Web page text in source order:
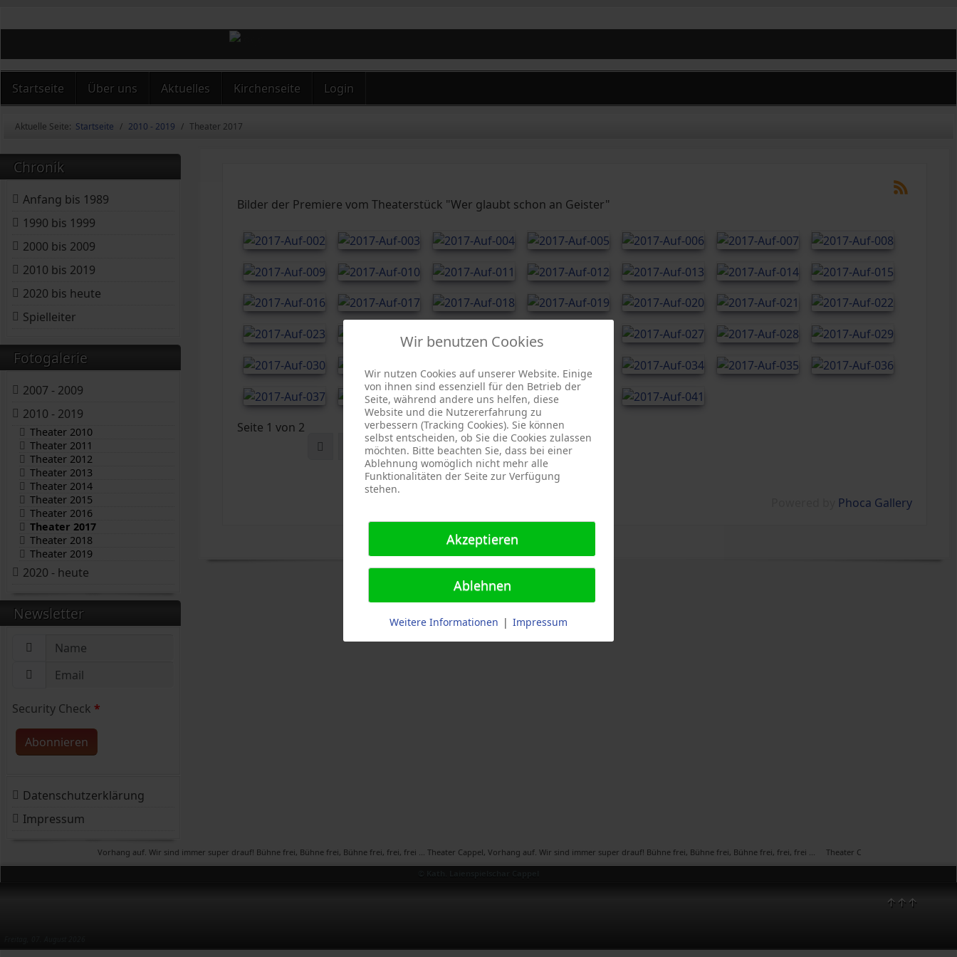
Startseite Über uns Aktuelles Kirchenseite Login
Aktuelle Seite: Startseite 2010 - 2019 Theater 2017
Theater Cappel, Vorhang auf. Wir sind immer super drauf! Bühne frei, Bühne frei, Bühne frei, frei, frei ... Theater Cappel, Vorhang auf. Wir sind immer super drauf! Bühne frei, Bühne frei, Bühne frei, frei, frei ... Theater Cappel, Vorhang auf.
© Kath. Laienspielschar Cappel
↑↑↑
Chronik
Anfang bis 1989
1990 bis 1999
2000 bis 2009
2010 bis 2019
2020 bis heute
Spielleiter
Fotogalerie
2007 - 2009
2010 - 2019
Theater 2010
Theater 2011
Theater 2012
Theater 2013
Theater 2014
Theater 2015
Theater 2016
Theater 2017
Theater 2018
Theater 2019
2020 - heute
Newsletter
Security Check *
Abonnieren
Datenschutzerklärung
Impressum
Bilder der Premiere vom Theaterstück "Wer glaubt schon an Geister"
Seite 1 von 2
1
2
Phoca Gallery
Wir benutzen Cookies
Wir nutzen Cookies auf unserer Website. Einige
von ihnen sind essenziell für den Betrieb der
Seite, während andere uns helfen, diese
Website und die Nutzererfahrung zu
verbessern (Tracking Cookies). Sie können
selbst entscheiden, ob Sie die Cookies zulassen
möchten. Bitte beachten Sie, dass bei einer
Ablehnung womöglich nicht mehr alle
Funktionalitäten der Seite zur Verfügung
stehen.
Akzeptieren
Ablehnen
Weitere Informationen | Impressum